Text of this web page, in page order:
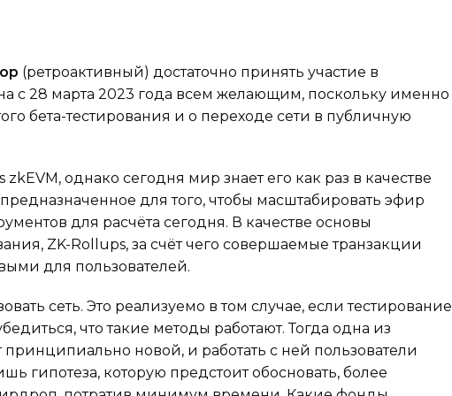
(ретроактивный) достаточно принять участие в
с 28 марта 2023 года всем желающим, поскольку именно
бета-тестирования и о переходе сети в публичную
однако сегодня мир знает его как раз в качестве
для того, чтобы масштабировать эфир
для расчёта сегодня. В качестве основы
ZK-Rollups, за счёт чего совершаемые транзакции
для пользователей.
сеть. Это реализуемо в том случае, если тестирование
что такие методы работают. Тогда одна из
новой, и работать с ней пользователи
гипотеза, которую предстоит обосновать, более